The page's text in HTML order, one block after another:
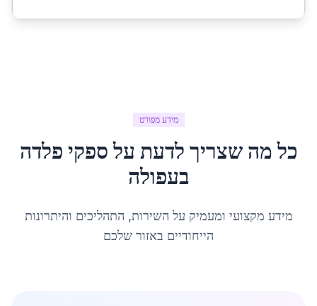
מידע מפורט
כל מה שצריך לדעת עלספקי פלדה
בעפולה
מידע מקצועי ומעמיק על השירות, התהליכים והיתרונות
הייחודיים באזור שלכם